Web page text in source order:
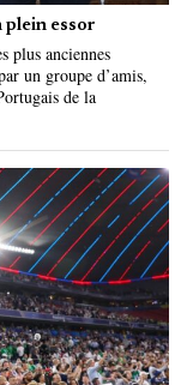
plein essor
plus anciennes
un groupe d’amis,
de la